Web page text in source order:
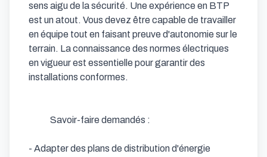
sens aigu de la sécurité. Une expérience en BTP
est un atout. Vous devez être capable de travailler
en équipe tout en faisant preuve d'autonomie sur le
terrain. La connaissance des normes électriques
en vigueur est essentielle pour garantir des
installations conformes.
- Adapter des plans de distribution d'énergie